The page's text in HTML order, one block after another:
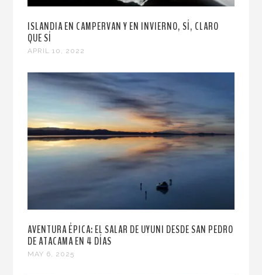
ISLANDIA EN CAMPERVAN Y EN INVIERNO, SÍ, CLARO
QUE SÍ
APRIL 10, 2022
AVENTURA ÉPICA: EL SALAR DE UYUNI DESDE SAN PEDRO
DE ATACAMA EN 4 DÍAS
MAY 6, 2025